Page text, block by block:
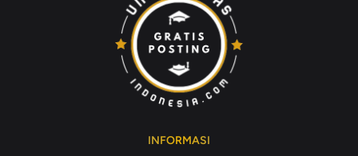
INFORMASI